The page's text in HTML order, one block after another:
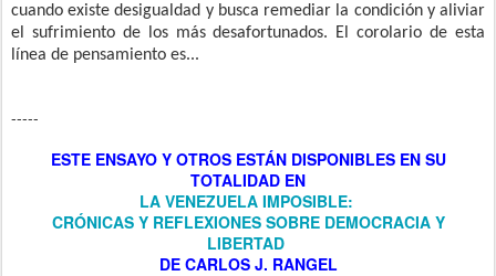
cuando existe desigualdad y busca remediar la condición y aliviar
el sufrimiento de los más desafortunados. El corolario de esta
línea de pensamiento es...
-----
ESTE ENSAYO Y OTROS ESTÁN DISPONIBLES EN SU
TOTALIDAD EN
LA VENEZUELA IMPOSIBLE:
CRÓNICAS Y REFLEXIONES SOBRE DEMOCRACIA Y
LIBERTAD
DE CARLOS J. RANGEL